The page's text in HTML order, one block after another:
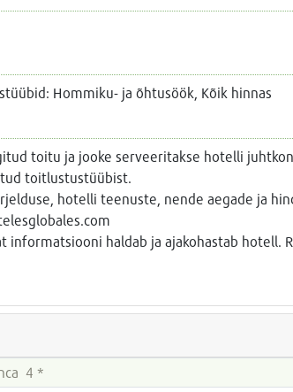
Hommiku- ja õhtusöök, Kõik hinnas
toitu ja jooke serveeritakse hotelli
toitlustustüübist.
hotelli teenuste, nende aegade ja
informatsiooni haldab ja ajakohastab hotell.
4 *